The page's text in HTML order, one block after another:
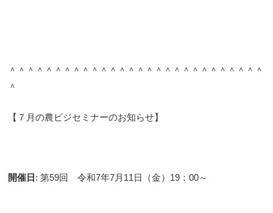
＾＾＾＾＾＾＾＾＾＾＾＾＾＾＾＾＾＾＾＾＾＾＾＾＾＾＾＾
＾
【７月の農ビジセミナーのお知らせ】
開催日 : 第59回 令和7年7月11日（金）19：00～